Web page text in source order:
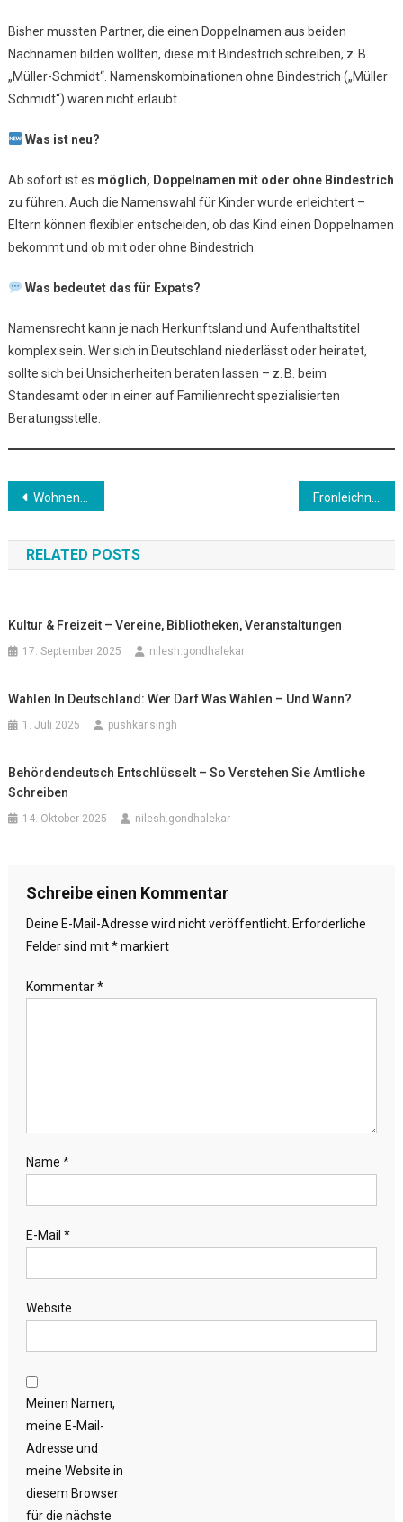
2025
Geändert?
Bisher mussten Partner, die einen Doppelnamen aus beiden
Nachnamen bilden wollten, diese mit Bindestrich schreiben, z. B.
„Müller-Schmidt“. Namenskombinationen ohne Bindestrich („Müller
Schmidt“) waren nicht erlaubt.
Was ist neu?
Ab sofort ist es möglich, Doppelnamen mit oder ohne Bindestrich
zu führen. Auch die Namenswahl für Kinder wurde erleichtert –
Eltern können flexibler entscheiden, ob das Kind einen Doppelnamen
bekommt und ob mit oder ohne Bindestrich.
Was bedeutet das für Expats?
Namensrecht kann je nach Herkunftsland und Aufenthaltstitel
komplex sein. Wer sich in Deutschland niederlässt oder heiratet,
sollte sich bei Unsicherheiten beraten lassen – z. B. beim
Standesamt oder in einer auf Familienrecht spezialisierten
Beratungsstelle.
Beitrags-
Navigation
Wohnen in Deutschland – Miete, Nebenkosten & Wohnungsmarkt
RELATED POSTS
Kultur & Freizeit – Vereine, Bibliotheken, Veranstaltungen
17. September 2025 nilesh.gondhalekar
Wahlen In Deutschland: Wer Darf Was Wählen – Und Wann?
1. Juli 2025 pushkar.singh
Behördendeutsch Entschlüsselt – So Verstehen Sie Amtliche
Schreiben
14. Oktober 2025 nilesh.gondhalekar
Schreibe einen Kommentar
Deine E-Mail-Adresse wird nicht veröffentlicht. Erforderliche
Felder sind mit*markiert
Kommentar*
Name *
E-Mail *
Website
Meinen Namen,
meine E-Mail-
Adresse und
meine Website in
diesem Browser
für die nächste